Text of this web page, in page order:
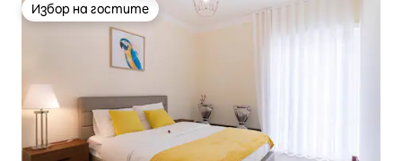
Избор на гостите
Избор на гостите